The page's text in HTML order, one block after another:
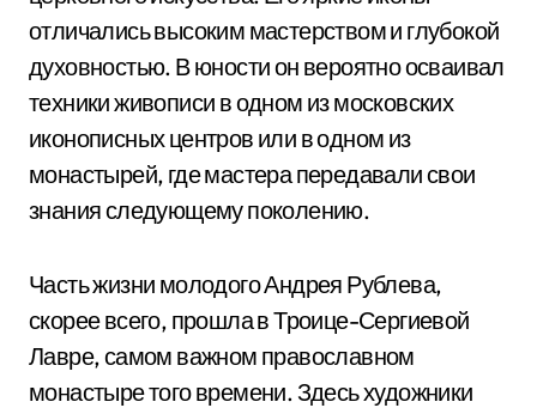
отличались высоким мастерством и глубокой
духовностью. В юности он вероятно осваивал
техники живописи в одном из московских
иконописных центров или в одном из
монастырей, где мастера передавали свои
знания следующему поколению.
Часть жизни молодого Андрея Рублева,
скорее всего, прошла в Троице-Сергиевой
Лавре, самом важном православном
монастыре того времени. Здесь художники